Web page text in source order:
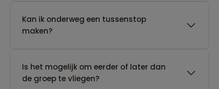
Kan ik onderweg een tussenstop
maken?
Is het mogelijk om eerder of later dan
de groep te vliegen?